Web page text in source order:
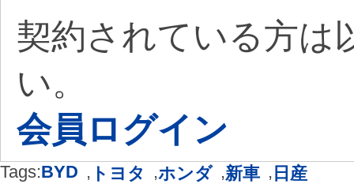
契約されている方は
い。
会員ログイン
Tags:BYD , トヨタ ,ホンダ ,新車 , 日産